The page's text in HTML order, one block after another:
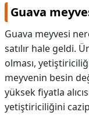
Guava
Guava meyvesi
satılır hale geldi.
olması,
meyvenin besin
yüksek fiyatla
yetiştiriciliğini